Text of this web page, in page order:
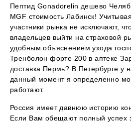
Пептид Gonadorelin дешево
MGF стоимость Лабинск!
участники рынка не исключают,
владельцев выйти на страховой
удобным объяснением ухода
Тренболон форте 200 в аптеке
доставка Пермь? В Петербурге у
данный момент я определенно
работают.
Россия имеет давнюю историю
Если Вам обещают полный успех